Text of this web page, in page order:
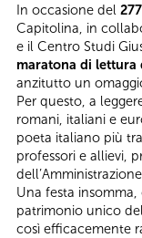
In occasione del
Capitolina, in
e il Centro Studi
maratona di lettura
anzitutto un
Per questo, a
romani, italiani e
poeta italiano più
professori e allievi,
Una festa
patrimonio unico
così efficacemente